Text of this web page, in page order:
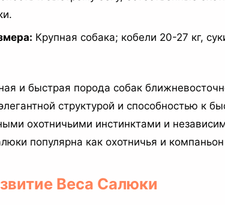
Крупная собака; кобели 20-27 кг,
и быстрая порода собак
структурой и способностью к
охотничьими инстинктами и
популярна как охотничья и
Веса Салюки